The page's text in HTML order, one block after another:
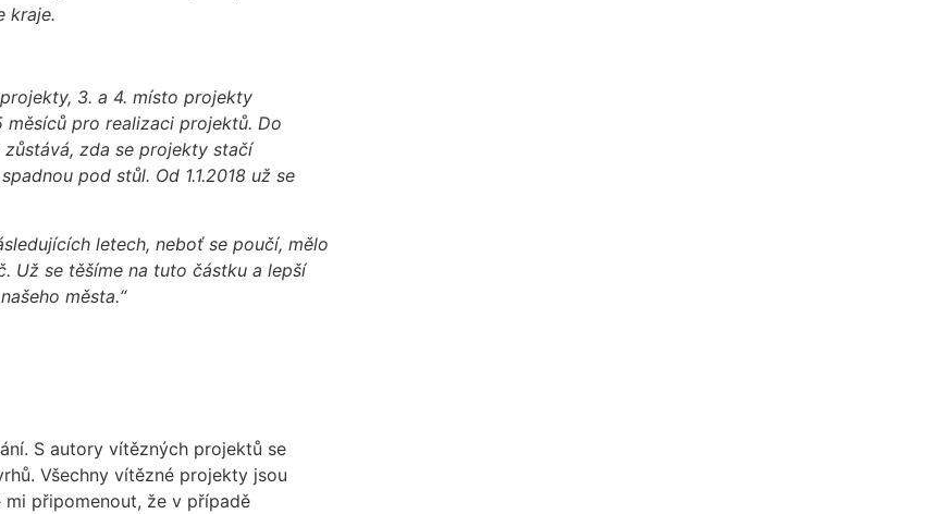
kraje.
3. a 4. místo projekty
pro realizaci projektů. Do
zda se projekty stačí
pod stůl. Od 1.1.2018 už se
letech, neboť se poučí, mělo
Už se těšíme na tuto částku a lepší
města.“
S autory vítězných projektů se
Všechny vítězné projekty jsou
připomenout, že v případě